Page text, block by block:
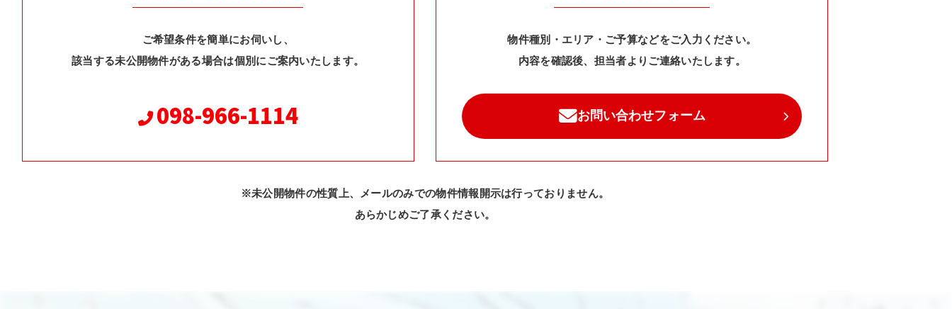
ご希望条件を簡単にお伺いし、
該当する未公開物件がある場合は個別にご案内いたします。
098-966-1114
物件種別・エリア・ご予算などをご入力ください。
内容を確認後、担当者よりご連絡いたします。
お問い合わせフォーム
※未公開物件の性質上、メールのみでの物件情報開示は行っておりません。
あらかじめご了承ください。